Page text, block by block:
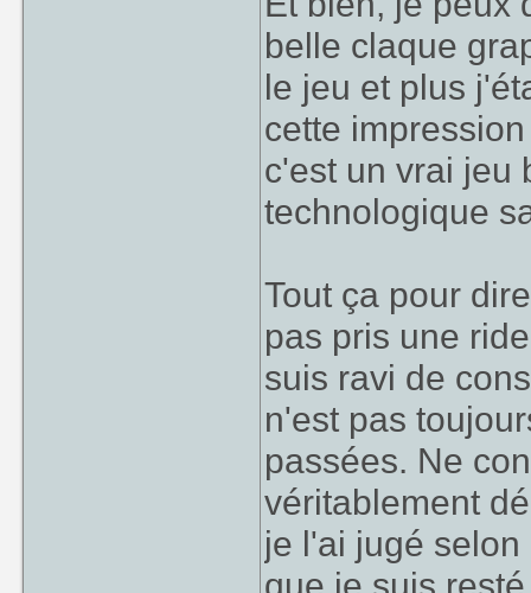
belle claque
le jeu et plus
cette
c'est un vrai jeu
technologique
Tout ça pour
pas pris une
suis ravi de
n'est pas
passées. Ne
véritablement
je l'ai jugé
que je suis